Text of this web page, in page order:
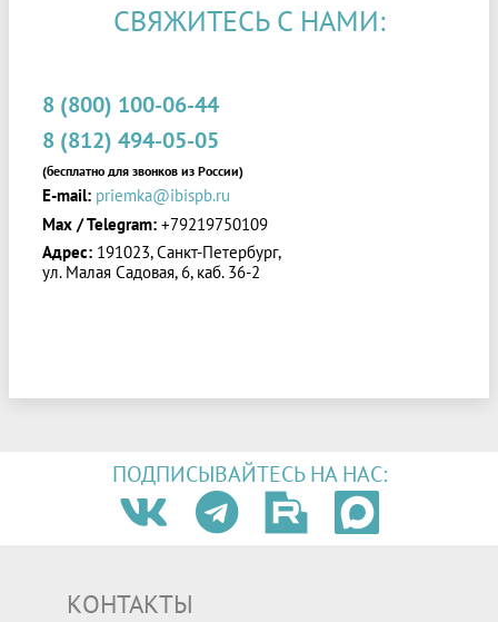
СВЯЖИТЕСЬ С НАМИ:
8 (800) 100-06-44
8 (812) 494-05-05
(бесплатно для звонков из России)
E-mail: priemka@ibispb.ru
Max / Telegram: +79219750109
Адрес: 191023, Санкт-Петербург,
ул. Малая Садовая, 6, каб. 36-2
ПОДПИСЫВАЙТЕСЬ НА НАС:
КОНТАКТЫ